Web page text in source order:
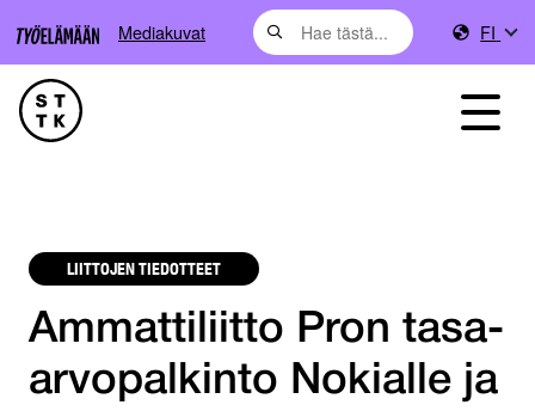
Mediakuvat FI
LIITTOJEN TIEDOTTEET
Ammattiliitto Pron tasa-
arvopalkinto Nokialle ja